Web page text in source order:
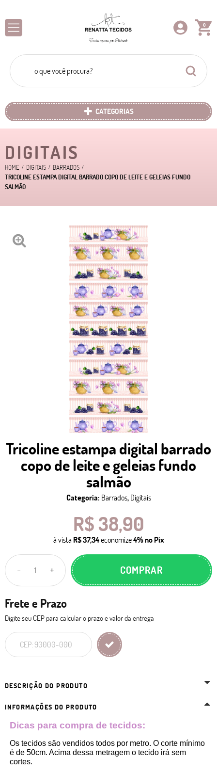
0
CATEGORIAS
DIGITAIS
HOME DIGITAIS
BARRADOS
TRICOLINE ESTAMPA DIGITAL BARRADO COPO DE LEITE E GELEIAS FUNDO
SALMÃO
Tricoline estampa digital barrado
copo de leite e geleias fundo
salmão
Categoria: Barrados, Digitais
R$ 38,90
à vista R$ 37,34economize4%no Pix
COMPRAR
Frete e Prazo
Digite seu CEP para calcular o prazo e valor da entrega
DESCRIÇÃO DO PRODUTO
INFORMAÇÕES DO PRODUTO
Dicas para compra de tecidos:
Os tecidos são vendidos todos por metro. O corte mínimo
é de 50cm. Acima dessa metragem o tecido irá sem
cortes.